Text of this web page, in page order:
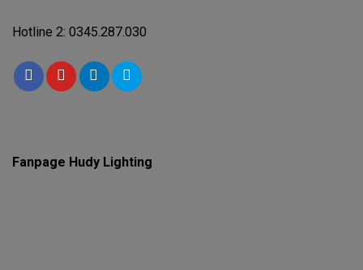
Hotline 2: 0345.287.030
Fanpage Hudy Lighting